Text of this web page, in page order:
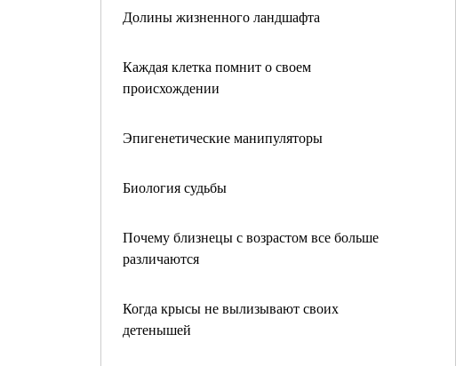
Долины жизненного ландшафта
Каждая клетка помнит о своем
происхождении
Эпигенетические манипуляторы
Биология судьбы
Почему близнецы с возрастом все больше
различаются
Когда крысы не вылизывают своих
детенышей